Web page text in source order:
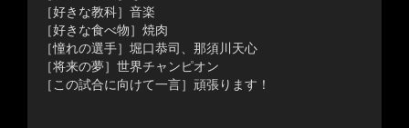
［好きな教科］音楽
［好きな食べ物］焼肉
［憧れの選手］堀口恭司、那須川天心
［将来の夢］世界チャンピオン
［この試合に向けて一言］頑張ります！